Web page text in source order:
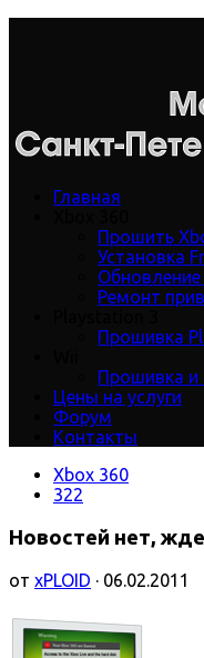
Главная
Прошить
Установка
Обновление
Ремонт
Прошивка
Прошивка и
Цены на услуги
Форум
Контакты
Xbox 360
322
Новостей нет,
от xPLOID · 06.02.2011